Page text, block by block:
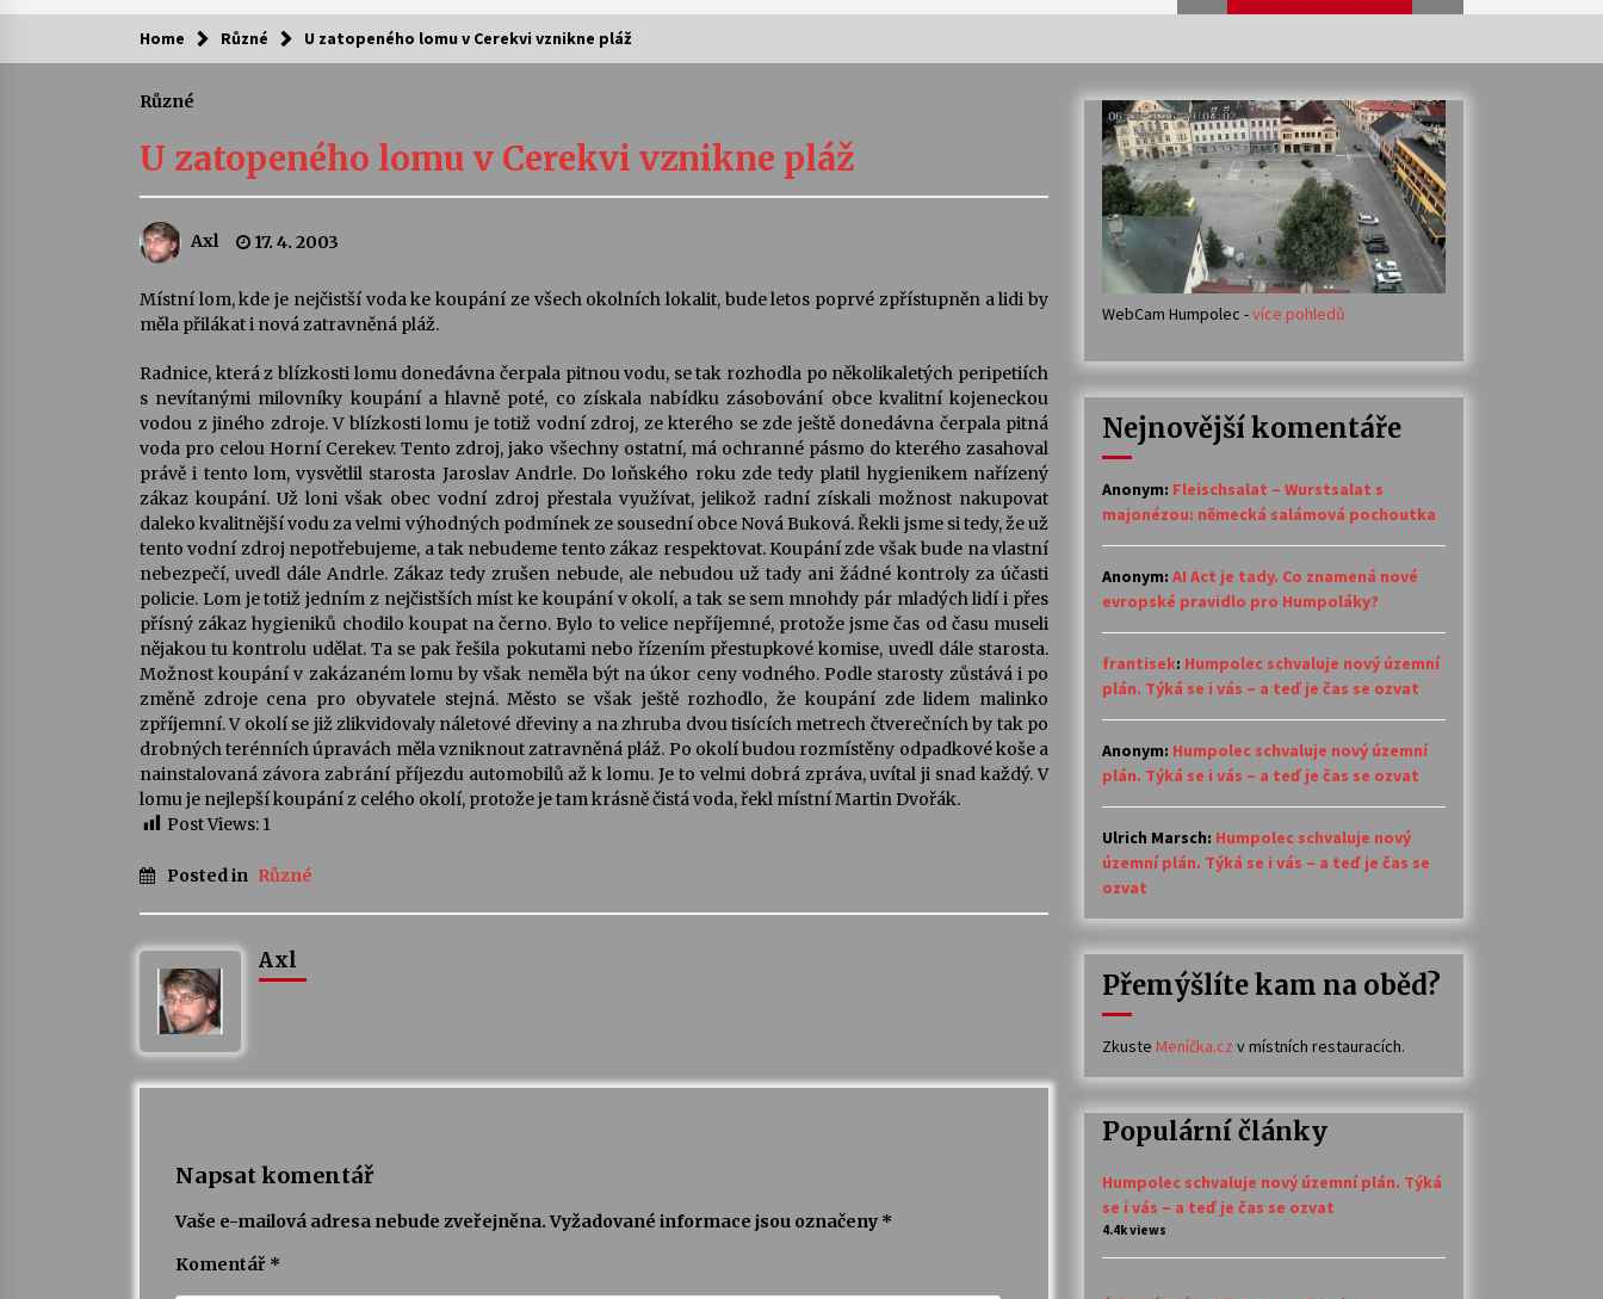
Kam za kulturou?
Camerata a Sukuba Ensemble
4. 8. 2026
Stávám se kapkou
30. 7. 2026
Veselí muzikanti
30. 7. 2026
Pozvánka na integrační festival
Quijotova šedesátka: 28. 7.–1. 8.
28. 7. 2026
Votavžatský ploty
23. 7. 2026
Miller
22. 7. 2026
17. 7. 2026 14. 7. 2026
Za kulturou kousek za Humpolec. V
Želivě ožije odkaz Josefa Čapka
13. 7. 2026
Varhanní recitál Michala Novenka v
Klášteře Želiv
3. 7. 2026
30. 6. 2026
Home Různé U zatopeného lomu v Cerekvi vznikne pláž
Různé
U zatopeného lomu v Cerekvi vznikne pláž
Axl 17. 4. 2003
Místní lom, kde je nejčistší voda ke koupání ze všech okolních lokalit, bude letos poprvé zpřístupněn a lidi by
měla přilákat i nová zatravněná pláž.
Radnice, která z blízkosti lomu donedávna čerpala pitnou vodu, se tak rozhodla po několikaletých peripetiích
s nevítanými milovníky koupání a hlavně poté, co získala nabídku zásobování obce kvalitní kojeneckou
vodou z jiného zdroje. V blízkosti lomu je totiž vodní zdroj, ze kterého se zde ještě donedávna čerpala pitná
voda pro celou Horní Cerekev. Tento zdroj, jako všechny ostatní, má ochranné pásmo do kterého zasahoval
právě i tento lom, vysvětlil starosta Jaroslav Andrle. Do loňského roku zde tedy platil hygienikem nařízený
zákaz koupání. Už loni však obec vodní zdroj přestala využívat, jelikož radní získali možnost nakupovat
daleko kvalitnější vodu za velmi výhodných podmínek ze sousední obce Nová Buková. Řekli jsme si tedy, že už
tento vodní zdroj nepotřebujeme, a tak nebudeme tento zákaz respektovat. Koupání zde však bude na vlastní
nebezpečí, uvedl dále Andrle. Zákaz tedy zrušen nebude, ale nebudou už tady ani žádné kontroly za účasti
policie. Lom je totiž jedním z nejčistších míst ke koupání v okolí, a tak se sem mnohdy pár mladých lidí i přes
přísný zákaz hygieniků chodilo koupat na černo. Bylo to velice nepříjemné, protože jsme čas od času museli
nějakou tu kontrolu udělat. Ta se pak řešila pokutami nebo řízením přestupkové komise, uvedl dále starosta.
Možnost koupání v zakázaném lomu by však neměla být na úkor ceny vodného. Podle starosty zůstává i po
změně zdroje cena pro obyvatele stejná. Město se však ještě rozhodlo, že koupání zde lidem malinko
zpříjemní. V okolí se již zlikvidovaly náletové dřeviny a na zhruba dvou tisících metrech čtverečních by tak po
drobných terénních úpravách měla vzniknout zatravněná pláž. Po okolí budou rozmístěny odpadkové koše a
nainstalovaná závora zabrání příjezdu automobilů až k lomu. Je to velmi dobrá zpráva, uvítal ji snad každý. V
lomu je nejlepší koupání z celého okolí, protože je tam krásně čistá voda, řekl místní Martin Dvořák.
Post Views: 1
Posted in Různé
Axl
Napsat komentář
Vaše e-mailová adresa nebude zveřejněna. Vyžadované informace jsou označeny *
Komentář *
WebCam Humpolec -více pohledů
Nejnovější komentáře
Anonym: Fleischsalat – Wurstsalat s
majonézou: německá salámová pochoutka
Anonym: AI Act je tady. Co znamená nové
evropské pravidlo pro Humpoláky?
frantisek: Humpolec schvaluje nový územní
plán. Týká se i vás – a teď je čas se ozvat
Anonym: Humpolec schvaluje nový územní
plán. Týká se i vás – a teď je čas se ozvat
Ulrich Marsch: Humpolec schvaluje nový
územní plán. Týká se i vás – a teď je čas se
ozvat
Přemýšlíte kam na oběd?
Zkuste Meníčka.cz v místních restauracích.
Populární články
Humpolec schvaluje nový územní plán. Týká
se i vás – a teď je čas se ozvat
4.4k views